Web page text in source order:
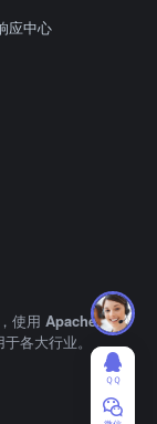
应中心
使用 Apache2.0
各大行业。
ＱＱ